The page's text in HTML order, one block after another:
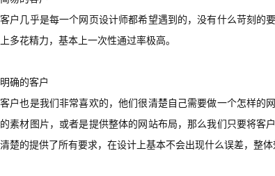
户几乎是每一个网页设计师都希望遇到的，没有什么苛刻的
多花精力，基本上一次性通过率极高。
确的客户
户也是我们非常喜欢的，他们很清楚自己需要做一个怎样的
素材图片，或者是提供整体的网站布局，那么我们只要将客
清楚的提供了所有要求，在设计上基本不会出现什么误差，整体